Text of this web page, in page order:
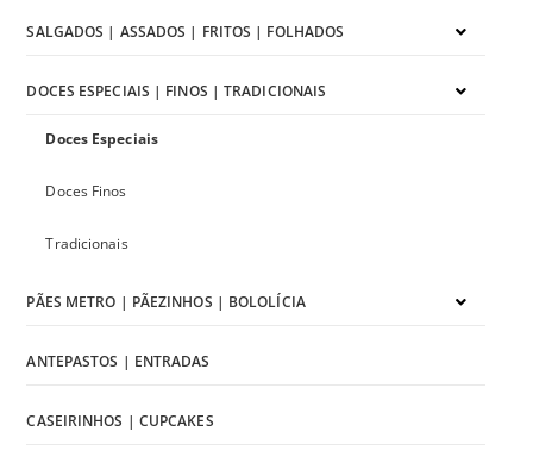
SALGADOS | ASSADOS | FRITOS | FOLHADOS
DOCES ESPECIAIS | FINOS | TRADICIONAIS
Doces Especiais
Doces Finos
Tradicionais
PÃES METRO | PÃEZINHOS | BOLOLÍCIA
ANTEPASTOS | ENTRADAS
CASEIRINHOS | CUPCAKES